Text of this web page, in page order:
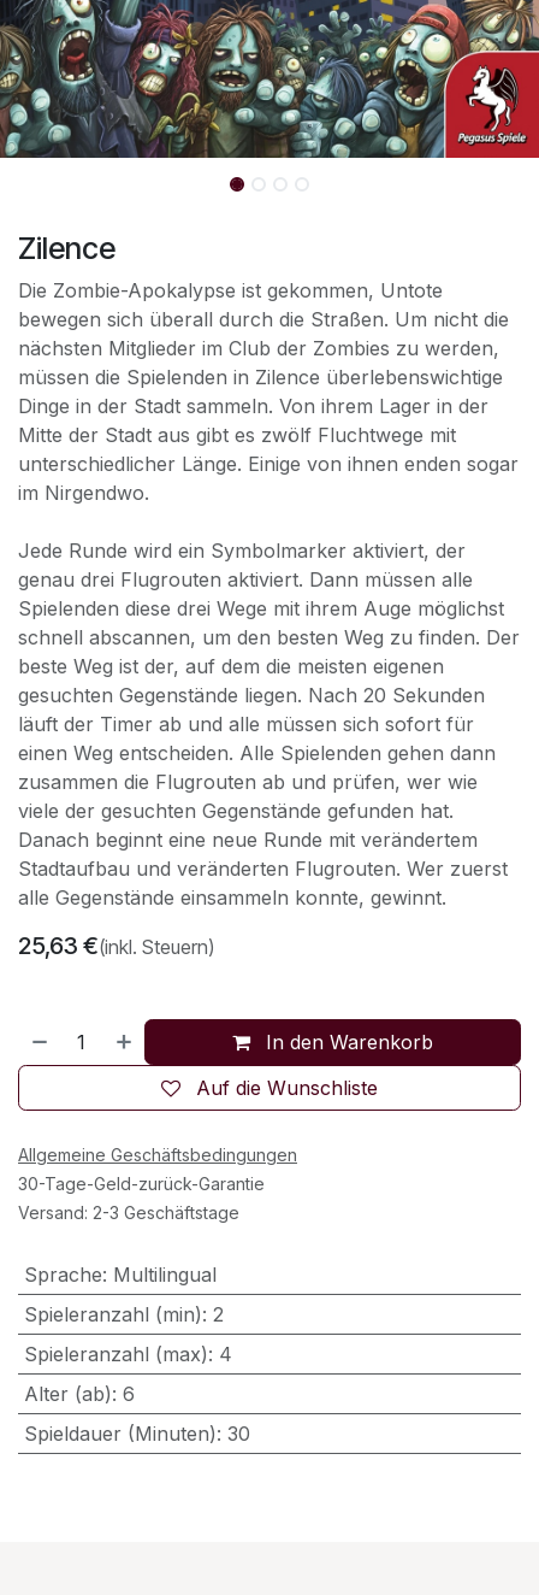
Zilence
Die Zombie-Apokalypse ist gekommen, Untote
bewegen sich überall durch die Straßen. Um nicht die
nächsten Mitglieder im Club der Zombies zu werden,
müssen die Spielenden in Zilence überlebenswichtige
Dinge in der Stadt sammeln. Von ihrem Lager in der
Mitte der Stadt aus gibt es zwölf Fluchtwege mit
unterschiedlicher Länge. Einige von ihnen enden sogar
im Nirgendwo.
Jede Runde wird ein Symbolmarker aktiviert, der
genau drei Flugrouten aktiviert. Dann müssen alle
Spielenden diese drei Wege mit ihrem Auge möglichst
schnell abscannen, um den besten Weg zu finden. Der
beste Weg ist der, auf dem die meisten eigenen
gesuchten Gegenstände liegen. Nach 20 Sekunden
läuft der Timer ab und alle müssen sich sofort für
einen Weg entscheiden. Alle Spielenden gehen dann
zusammen die Flugrouten ab und prüfen, wer wie
viele der gesuchten Gegenstände gefunden hat.
Danach beginnt eine neue Runde mit verändertem
Stadtaufbau und veränderten Flugrouten. Wer zuerst
alle Gegenstände einsammeln konnte, gewinnt.
25,63 €(inkl. Steuern)
In den Warenkorb
Auf die Wunschliste
Allgemeine Geschäftsbedingungen
30-Tage-Geld-zurück-Garantie
Versand: 2-3 Geschäftstage
Sprache: Multilingual
Spieleranzahl (min): 2
Spieleranzahl (max): 4
Alter (ab): 6
Spieldauer (Minuten): 30